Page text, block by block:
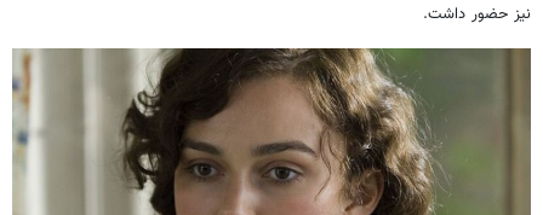
نیز حضور داشت. ​